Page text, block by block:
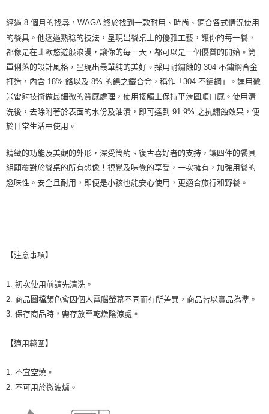
經過 8 個月的找尋，WAGA 終於找到一款耐用、時尚、適合各式情況使用
的餐具。他透過熟稔的技法，呈現出餐桌上的優雅工藝，讓你的每一餐，
都像是在北歐悠遊般浪漫，讓你的每一天，都可以是一個優質的開始。簡
單俐落的設計風格，呈現出最單純的美好。採用耐鏽蝕的 304 不鏽鋼合金
打造，內含 18% 鉻以及 8% 的鎳之鐵合金，稱作「304 不鏽鋼」。運用微
米雷射技術做最細微的質感處理，使用接觸上保持平滑圓順口感。使用清
洗後，去除附著於表面的水份及油漬，即可達到 91.9% 之抗鏽蝕效果，便
於日常生活中使用。
精緻的功能及美觀的外形，深受簡約、復古喜好者的支持，讓四件的餐具
組顛覆對於餐桌的所有想像！視覺及味覺的享受，一次擁有，加強用餐的
趣味性。安全且耐用，即便是小孩也能安心使用，更適合旅行和野餐。
【注意事項】
1. 初次使用前請先清洗。
2. 商品圖檔顏色會因個人電腦螢幕不同而有所差異，商品皆以實品為準。
3. 保存商品時，需存放至乾燥陰涼處。
【適用範圍】
1. 不宜空燒。
2. 不可用於微波爐。